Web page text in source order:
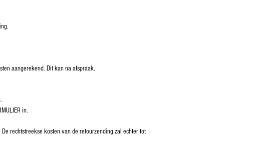
aangerekend. Dit kan na afspraak.
in.
rechtstreekse kosten van de retourzending zal echter tot